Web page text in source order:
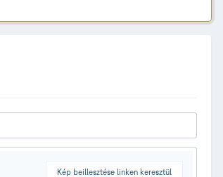
Kép beillesztése linken keresztül